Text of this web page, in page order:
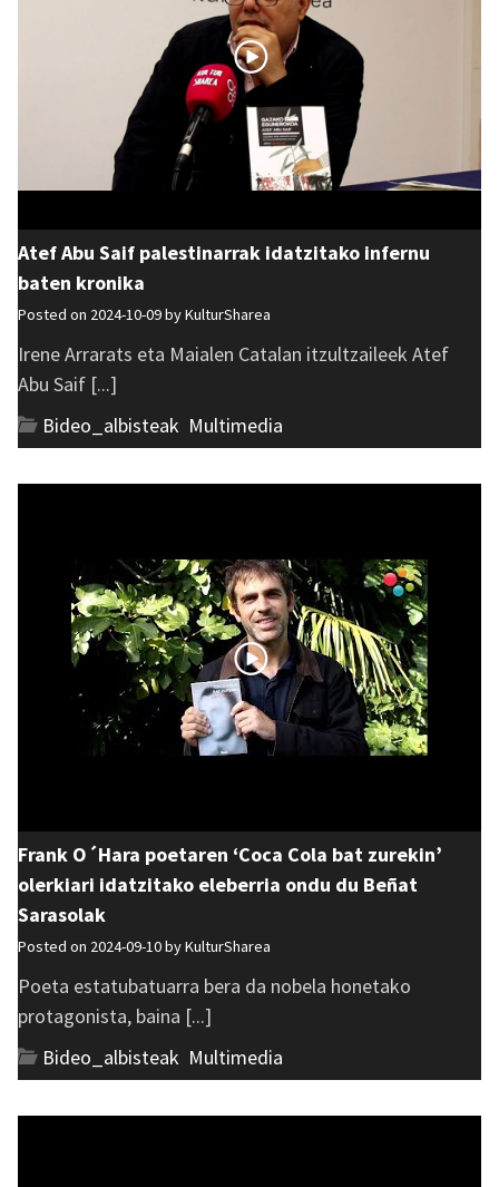
Atef Abu Saif palestinarrak idatzitako infernu
baten kronika
Posted on 2024-10-09 byKulturSharea
Irene Arrarats eta Maialen Catalan itzultzaileek Atef
Abu Saif [...]
Bideo_albisteak Multimedia
Frank O´Hara poetaren ‘Coca Cola bat zurekin’
olerkiari idatzitako eleberria ondu du Beñat
Sarasolak
Posted on 2024-09-10 byKulturSharea
Poeta estatubatuarra bera da nobela honetako
protagonista, baina [...]
Bideo_albisteak Multimedia